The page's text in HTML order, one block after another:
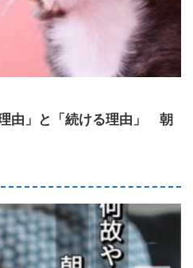
由」と「続ける理由」 朝